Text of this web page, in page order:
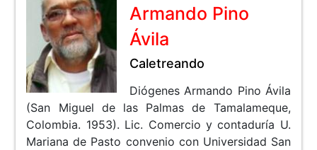
Armando Pino
Ávila
Caletreando
Diógenes Armando Pino Ávila
(San Miguel de las Palmas de Tamalameque,
Colombia. 1953). Lic. Comercio y contaduría U.
Mariana de Pasto convenio con Universidad San